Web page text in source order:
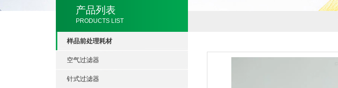
产品列表
PRODUCTS LIST
样品前处理耗材
空气过滤器
针式过滤器